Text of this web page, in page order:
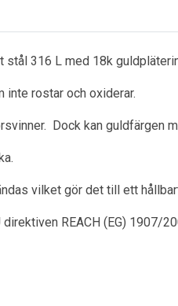
316 L med 18k
rostar och oxiderar.
Dock kan guldfärgen
vilket gör det till ett
REACH (EG) 1907/